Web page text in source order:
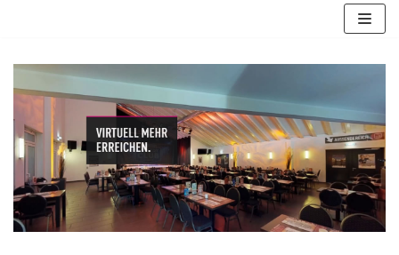
Inhalt
springen